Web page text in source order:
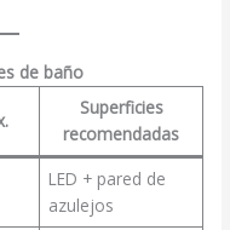
de baño
Superficies
recomendadas
LED + pared de
azulejos